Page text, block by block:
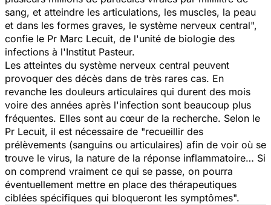
sang, et atteindre les articulations, les muscles, la peau
et dans les formes graves, le système nerveux central",
confie le Pr Marc Lecuit, de l'unité de biologie des
infections à l'Institut Pasteur.
Les atteintes du système nerveux central peuvent
provoquer des décès dans de très rares cas. En
revanche les douleurs articulaires qui durent des mois
voire des années après l'infection sont beaucoup plus
fréquentes. Elles sont au cœur de la recherche. Selon le
Pr Lecuit, il est nécessaire de "recueillir des
prélèvements (sanguins ou articulaires) afin de voir où se
trouve le virus, la nature de la réponse inflammatoire… Si
on comprend vraiment ce qui se passe, on pourra
éventuellement mettre en place des thérapeutiques
ciblées spécifiques qui bloqueront les symptômes".